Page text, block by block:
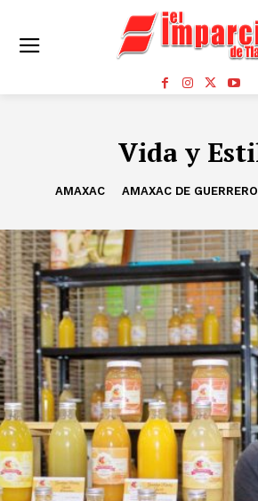
Vida y
AMAXAC AMAXAC DE GUERRERO